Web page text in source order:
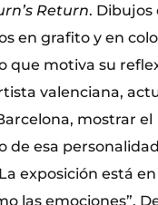
Return. Dibujos
en grafito y en
que motiva su
valenciana,
mostrar el
de esa
exposición está
las emociones”.